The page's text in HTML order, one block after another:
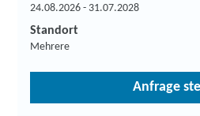
24.08.2026 - 31.07.2028
Standort
Mehrere
Anfrage